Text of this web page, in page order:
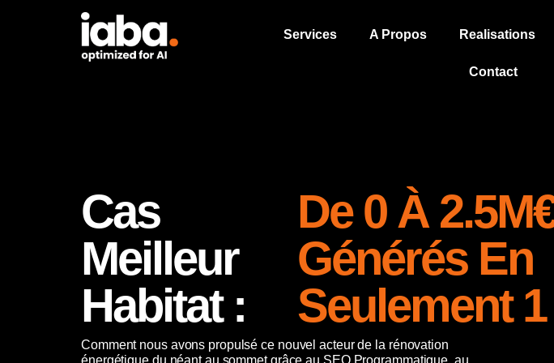
Services A Propos Realisations
Contact
Cas
Meilleur
Habitat :
De 0 À
Générés En
Seulement
Comment nous avons propulsé ce nouvel acteur de la rénovation
énergétique du néant au sommet grâce au SEO Programmatique, au